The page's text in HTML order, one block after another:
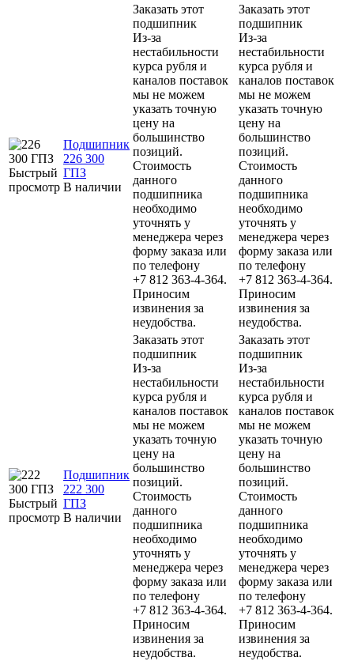
Быстрый
просмотр
Подшипник
226 300
ГПЗ
В наличии
Заказать этот
подшипник
Из-за
нестабильности
курса рубля и
каналов поставок
мы не можем
указать точную
цену на
большинство
позиций.
Стоимость
данного
подшипника
необходимо
уточнять у
менеджера через
форму заказа или
по телефону
+7 812 363-4-364.
Приносим
извинения за
неудобства.
Заказать этот
подшипник
Из-за
нестабильности
курса рубля и
каналов поставок
мы не можем
указать точную
цену на
большинство
позиций.
Стоимость
данного
подшипника
необходимо
уточнять у
менеджера через
форму заказа или
по телефону
+7 812 363-4-364.
Приносим
извинения за
неудобства.
Быстрый
просмотр
Подшипник
222 300
ГПЗ
В наличии
Заказать этот
подшипник
Из-за
нестабильности
курса рубля и
каналов поставок
мы не можем
указать точную
цену на
большинство
позиций.
Стоимость
данного
подшипника
необходимо
уточнять у
менеджера через
форму заказа или
по телефону
+7 812 363-4-364.
Приносим
извинения за
неудобства.
Заказать этот
подшипник
Из-за
нестабильности
курса рубля и
каналов поставок
мы не можем
указать точную
цену на
большинство
позиций.
Стоимость
данного
подшипника
необходимо
уточнять у
менеджера через
форму заказа или
по телефону
+7 812 363-4-364.
Приносим
извинения за
неудобства.